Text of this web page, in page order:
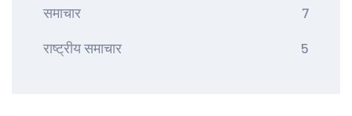
समाचार 7
राष्ट्रीय समाचार 5